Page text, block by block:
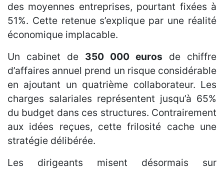
des moyennes entreprises, pourtant fixées à
51%. Cette retenue s’explique par une réalité
économique implacable.
Un cabinet de 350 000 euros de chiffre
d’affaires annuel prend un risque considérable
en ajoutant un quatrième collaborateur. Les
charges salariales représentent jusqu’à 65%
du budget dans ces structures. Contrairement
aux idées reçues, cette frilosité cache une
stratégie délibérée.
Les dirigeants misent désormais sur